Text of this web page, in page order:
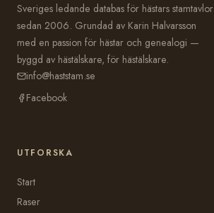
Sveriges ledande databas för hästars stamtavlor
sedan 2006. Grundad av Karin Halvarsson
med en passion för hästar och genealogi —
byggd av hästälskare, för hästälskare.
info@haststam.se
Facebook
UTFORSKA
Start
Raser